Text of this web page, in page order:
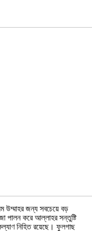
উম্মাহর জন্য সবচেয়ে বড়
পালন করে আল্লাহর সন্তুষ্টি
নিহিত রয়েছে। ফুলগাছ